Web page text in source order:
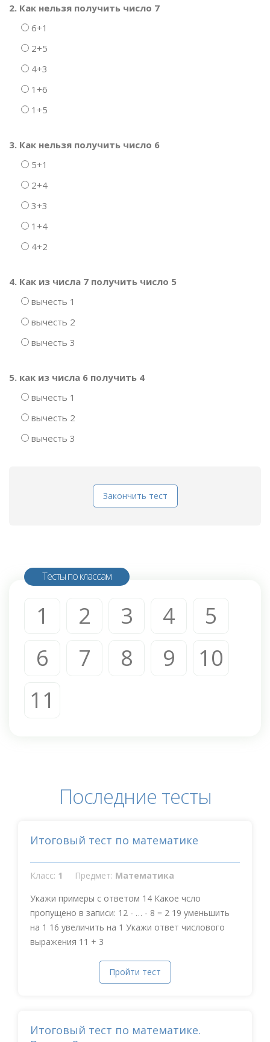
2. Как нельзя получить число 7
6+1
2+5
4+3
1+6
1+5
3. Как нельзя получить число 6
5+1
2+4
3+3
1+4
4+2
4. Как из числа 7 получить число 5
вычесть 1
вычесть 2
вычесть 3
5. как из числа 6 получить 4
вычесть 1
вычесть 2
вычесть 3
Закончить тест
Тесты по классам
1 2 3 4
5
6
7 8 9
10
11
Последние тесты
Итоговый тест по математике
Класс: 1 Предмет: Математика
Укажи примеры с ответом 14 Какое чсло
пропущено в записи: 12 - … - 8 = 2 19 уменьшить
на 1 16 увеличить на 1 Укажи ответ числового
выражения 11 + 3
Пройти тест
Итоговый тест по математике.